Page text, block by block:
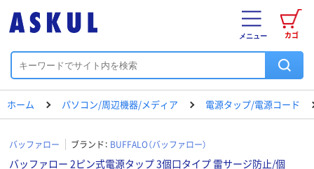
カゴ
メニュー
ホーム パソコン/周辺機器/メディア 電源タップ/電源コード
バッファロー ブランド： BUFFALO（バッファロー）
バッファロー 2ピン式電源タップ 3個口タイプ 雷サージ防止/個